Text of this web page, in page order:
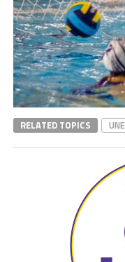
RELATED TOPICS UNE